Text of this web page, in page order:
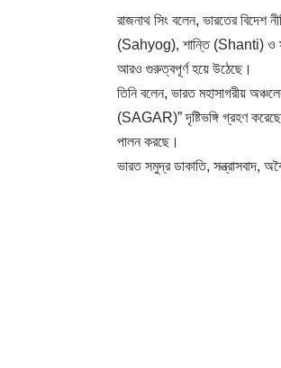
রাজনাথ সিং বলেন, ভারতের
(Sahyog), শান্তি (Shanti) ও
আরও গুরুত্বপূর্ণ হয়ে উঠেছে।
তিনি বলেন, ভারত
(SAGAR)” দৃষ্টিভঙ্গি গ্রহণ
পালন করছে।
ভারত সমুদ্র ডাকাতি, সন্ত্রাসবাদ,